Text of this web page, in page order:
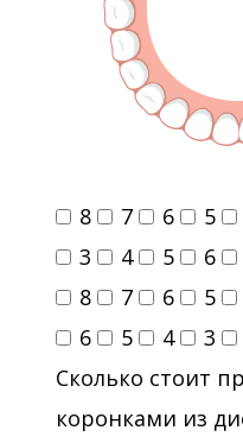
8 7 6 5
3
4 5 6
8
7 6 5
6
5 4 3
Сколько стоит
коронками из